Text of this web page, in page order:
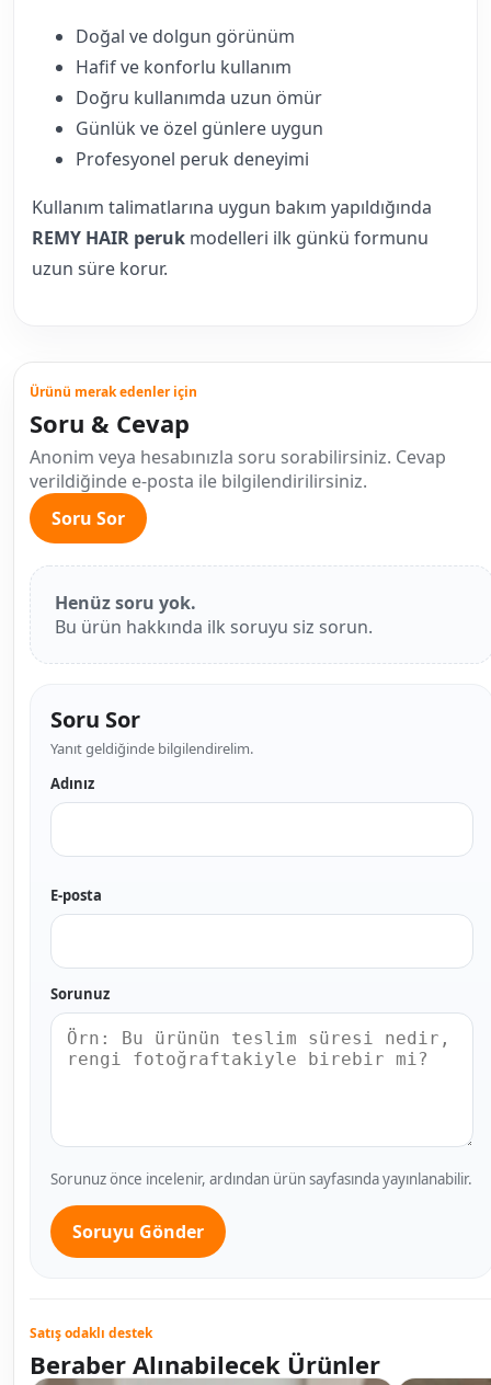
Doğal ve dolgun görünüm
Hafif ve konforlu kullanım
Doğru kullanımda uzun ömür
Günlük ve özel günlere uygun
Profesyonel peruk deneyimi
Kullanım talimatlarına uygun bakım yapıldığında
REMY HAIR peruk modelleri ilk günkü formunu
uzun süre korur.
Ürünü merak edenler için
Soru & Cevap
Anonim veya hesabınızla soru sorabilirsiniz. Cevap
verildiğinde e-posta ile bilgilendirilirsiniz.
Soru Sor
Henüz soru yok.
Bu ürün hakkında ilk soruyu siz sorun.
Soru Sor
Yanıt geldiğinde bilgilendirelim.
Adınız
E-posta
Sorunuz
Sorunuz önce incelenir, ardından ürün sayfasında yayınlanabilir.
Soruyu Gönder
Satış odaklı destek
Beraber Alınabilecek Ürünler